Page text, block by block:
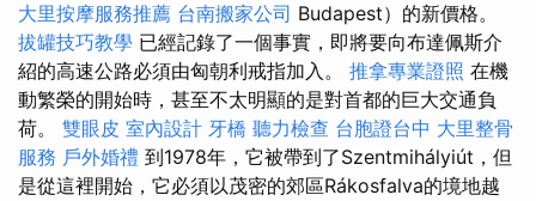
大里按摩服務推薦 台南搬家公司 Budapest）的新價格。
拔罐技巧教學 已經記錄了一個事實，即將要向布達佩斯介
紹的高速公路必須由匈朝利戒指加入。 推拿專業證照 在機
動繁榮的開始時，甚至不太明顯的是對首都的巨大交通負
荷。 雙眼皮 室內設計 牙橋 聽力檢查 台胞證台中 大里整骨
服務 戶外婚禮 到1978年，它被帶到了Szentmihályiút，但
是從這裡開始，它必須以茂密的郊區Rákosfalva的境地越